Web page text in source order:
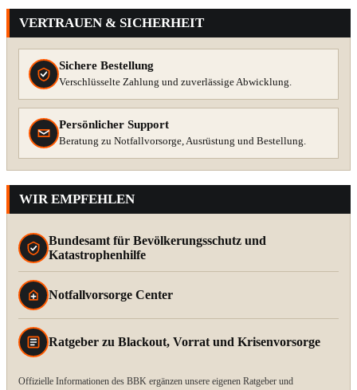
VERTRAUEN & SICHERHEIT
Sichere Bestellung
Verschlüsselte Zahlung und zuverlässige Abwicklung.
Persönlicher Support
Beratung zu Notfallvorsorge, Ausrüstung und Bestellung.
WIR EMPFEHLEN
Bundesamt für Bevölkerungsschutz und
Katastrophenhilfe
Notfallvorsorge Center
Ratgeber zu Blackout, Vorrat und Krisenvorsorge
Offizielle Informationen des BBK ergänzen unsere eigenen Ratgeber und